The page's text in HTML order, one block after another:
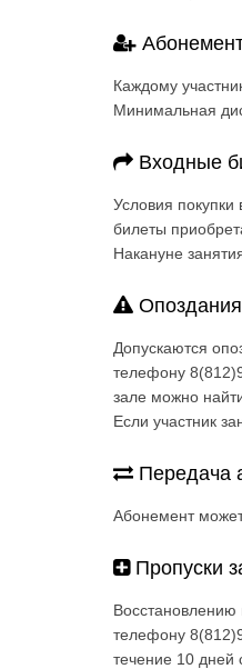
Каждому
Минимальная
Входные
Условия
билеты
Накануне
Опоздания
Допускаются
телефону
зале можно
Если участник
Передача
Абонемент
Пропуски
телефону
течение 10 дней